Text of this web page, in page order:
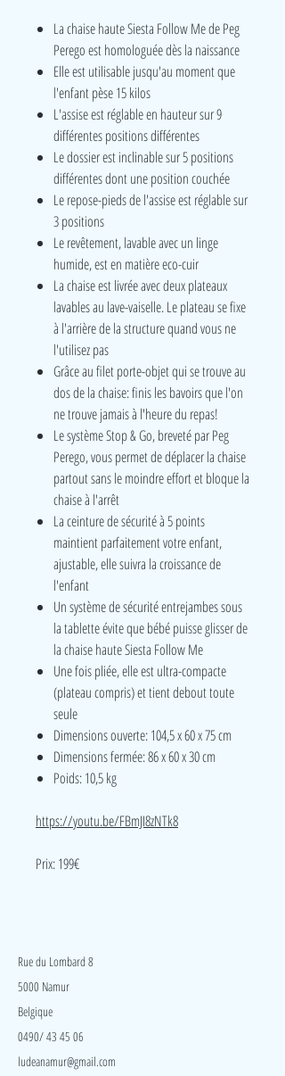
La chaise haute Siesta Follow Me de Peg
Perego est homologuée dès la naissance
Elle est utilisable jusqu'au moment que
l'enfant pèse 15 kilos
L'assise est réglable en hauteur sur 9
différentes positions différentes
Le dossier est inclinable sur 5 positions
différentes dont une position couchée
Le repose-pieds de l'assise est réglable sur
3 positions
Le revêtement, lavable avec un linge
humide, est en matière eco-cuir
La chaise est livrée avec deux plateaux
lavables au lave-vaiselle. Le plateau se fixe
à l'arrière de la structure quand vous ne
l'utilisez pas
Grâce au filet porte-objet qui se trouve au
dos de la chaise: finis les bavoirs que l'on
ne trouve jamais à l'heure du repas!
Le système Stop & Go, breveté par Peg
Perego, vous permet de déplacer la chaise
partout sans le moindre effort et bloque la
chaise à l'arrêt
La ceinture de sécurité à 5 points
maintient parfaitement votre enfant,
ajustable, elle suivra la croissance de
l'enfant
Un système de sécurité entrejambes sous
la tablette évite que bébé puisse glisser de
la chaise haute Siesta Follow Me
Une fois pliée, elle est ultra-compacte
(plateau compris) et tient debout toute
seule
Dimensions ouverte: 104,5 x 60 x 75 cm
Dimensions fermée: 86 x 60 x 30 cm
Poids: 10,5 kg
https://youtu.be/FBmJI8zNTk8
Prix: 199€
Rue du Lombard 8
5000 Namur
Belgique
0490/ 43 45 06
ludeanamur@gmail.com